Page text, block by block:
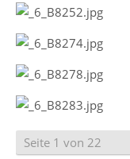
Seite 1 von 22